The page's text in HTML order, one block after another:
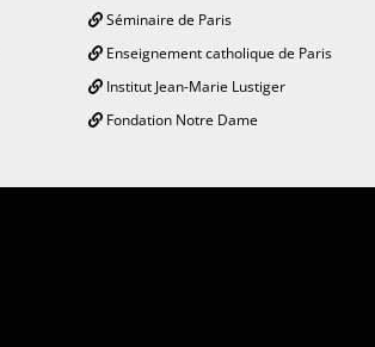
Séminaire de Paris
Enseignement catholique de Paris
Institut Jean-Marie Lustiger
Fondation Notre Dame